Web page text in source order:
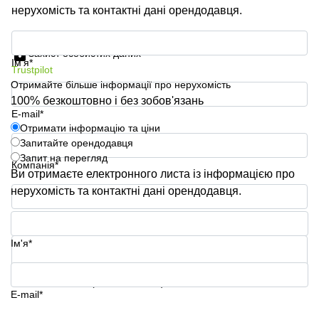
нерухомість та контактні дані орендодавця.
Ім'я*
E-mail*
Компанія*
Номер телефону*
Захист особистих даних
Trustpilot
Отримайте більше інформації про нерухомість
100% безкоштовно і без зобов'язань
Отримати інформацію та ціни
Запитайте орендодавця
Запит на перегляд
Ви отримаєте електронного листа із інформацією про
нерухомість та контактні дані орендодавця.
Ім'я*
E-mail*